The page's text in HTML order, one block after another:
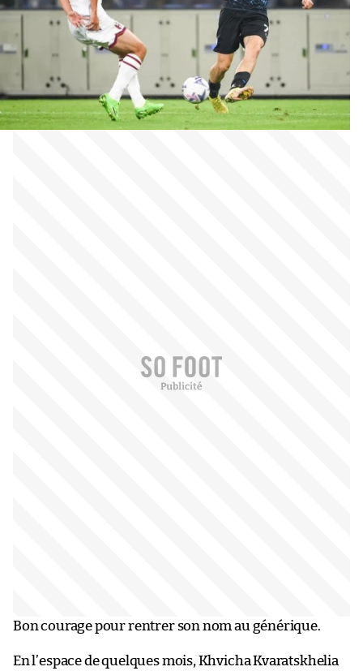
Bon courage pour rentrer son nom au générique.
En l’espace de quelques mois, Khvicha Kvaratskhelia